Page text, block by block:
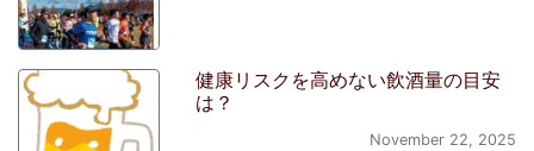
健康リスクを高めない飲酒量の目安
は？
November 22, 2025